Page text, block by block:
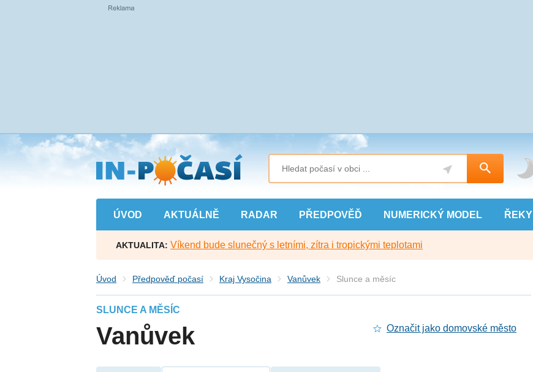
Přejít
na
hlavní
obsah
ÚVOD AKTUÁLNĚ RADAR PŘEDPOVĚĎ NUMERICKÝ MODEL ŘEKY
AKTUALITA: Víkend bude slunečný s letními, zítra i tropickými teplotami
Úvod Předpověď počasí Kraj Vysočina Vanůvek Slunce a měsíc
SLUNCE A MĚSÍC
Vanůvek Označit jako domovské město